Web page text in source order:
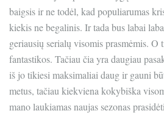
baigsis ir ne todėl, kad populiarumas
kiekis ne begalinis. Ir tada bus labai
geriausių serialų visomis prasmėmis. O
fantastikos. Tačiau čia yra daugiau
iš jo tikiesi maksimaliai daug ir gauni
metus, tačiau kiekviena kokybiška
mano laukiamas naujas sezonas